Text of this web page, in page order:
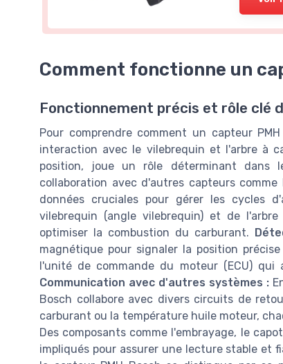
Comment fonctionne un
Fonctionnement précis et rôle clé
Pour comprendre comment un capteur
interaction avec le vilebrequin et l'arbre à
position, joue un rôle déterminant dans
collaboration avec d'autres capteurs
données cruciales pour gérer les cycles
vilebrequin (angle vilebrequin) et de
optimiser la combustion du carburant.
magnétique pour signaler la position
l'unité de commande du moteur (ECU)
Communication avec d'autres systèmes :
Bosch collabore avec divers circuits de
carburant ou la température huile moteur,
Des composants comme l'embrayage, le
impliqués pour assurer une lecture stable et